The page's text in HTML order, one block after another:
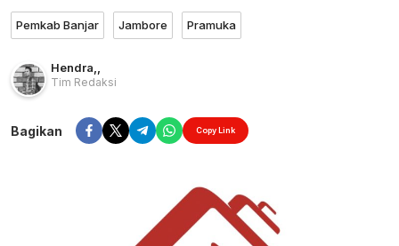
Pemkab Banjar Jambore Pramuka
Hendra,,
Tim Redaksi
Bagikan Copy Link